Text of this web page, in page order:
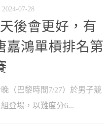
2024-07-28
天後會更好，有
嘉鴻單槓排名第
（巴黎時間7/27）於男子競
登場，以難度分6...